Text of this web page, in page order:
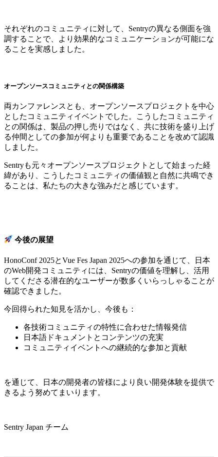
それぞれのコミュニティに対して、Sentryの異なる側面を強
調することで、より効果的なコミュニケーションが可能にな
ることを実感しました。
オープンソースコミュニティとの関係構築
両カンファレンスとも、オープンソースプロジェクトを中心
としたコミュニティイベントでした。こうしたコミュニティ
との関係は、製品の押し売りではなく、共に技術を盛り上げ
る仲間としての参加が何よりも重要であることを改めて認識
しました。
Sentryも元々オープンソースプロジェクトとして始まった経
緯があり、こうしたコミュニティの価値観と自然に共鳴でき
ることは、私たちの大きな強みだと感じています。
今後の展望
HonoConf 2025とVue Fes Japan 2025への参加を通じて、日本
のWeb開発コミュニティには、Sentryの価値を理解し、活用
してくださる潜在的なユーザーが数多くいらっしゃることが
確認できました。
今回得られた知見を活かし、今後も：
各技術コミュニティの特性に合わせた情報発信
日本語ドキュメントとコンテンツの充実
コミュニティイベントへの継続的な参加と貢献
を通じて、日本の開発者の皆様により良い開発体験を提供で
きるよう努めてまいります。
Sentry Japan チーム